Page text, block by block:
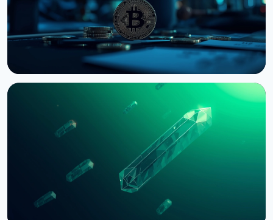
Bernstein попереджає про удар по крипторинку
через провал CLARITY Act у Сенаті